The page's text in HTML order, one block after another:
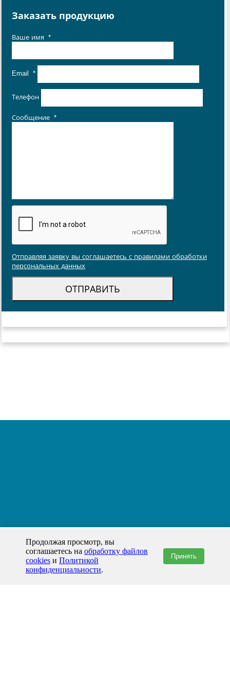
Заказать продукцию
Ваше имя *
Email *
Телефон
Сообщение *
Отправляя заявку вы соглашаетесь с правилами обработки
персональных данных
Продолжая просмотр, вы
соглашаетесь на обработку файлов
cookies и Политикой
конфиденциальности.
Принять